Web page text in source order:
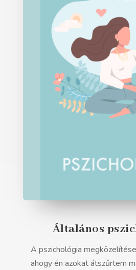
Általános
A pszichológia
ahogy én azokat átszűrtem